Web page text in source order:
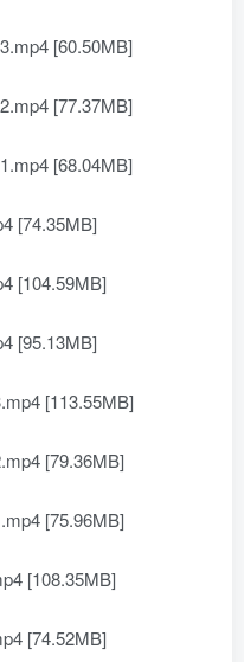
[60.50MB]
[77.37MB]
[68.04MB]
[74.35MB]
[104.59MB]
[95.13MB]
[113.55MB]
[79.36MB]
[75.96MB]
[108.35MB]
[74.52MB]